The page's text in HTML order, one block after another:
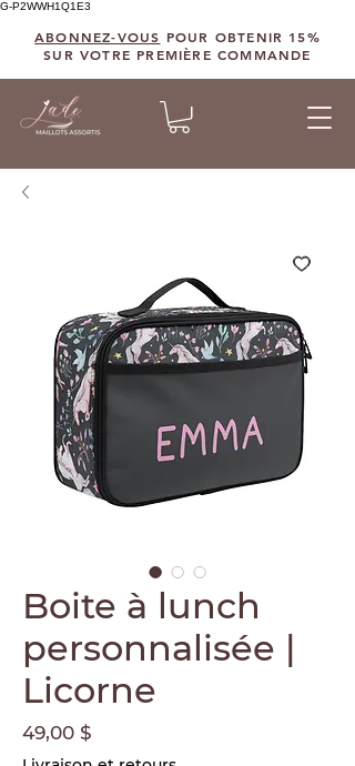
G-P2WWH1Q1E3
ABONNEZ-VOUS POUR OBTENIR 15%
SUR VOTRE PREMIÈRE COMMANDE
Boite à lunch
personnalisée |
Licorne
49,00 $